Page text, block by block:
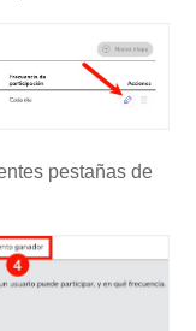
pestañas de